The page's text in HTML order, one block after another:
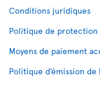
Conditions juridiques
Politique de protection
Moyens de paiement
Politique d’émission de